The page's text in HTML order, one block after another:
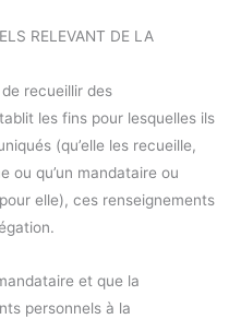
RELEVANT DE LA
recueillir des
les fins pour lesquelles ils
(qu’elle les recueille,
ou qu’un mandataire ou
elle), ces renseignements
et que la
personnels à la